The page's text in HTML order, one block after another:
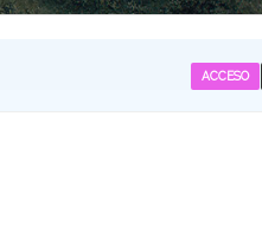
ACCESO